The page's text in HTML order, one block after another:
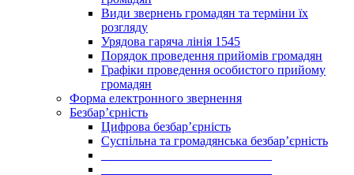
Види звернень громадян та терміни їх
розгляду
Урядова гаряча лінія 1545
Порядок проведення прийомів громадян
Графіки проведення особистого прийому
громадян
Форма електронного звернення
Безбар’єрність
Цифрова безбар’єрність
Суспільна та громадянська безбар’єрність